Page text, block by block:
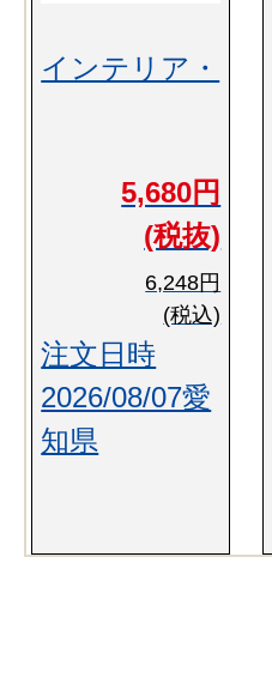
インテリア・
5,680円
(税抜)
6,248円
(税込)
注文日時
2026/08/07愛
知県